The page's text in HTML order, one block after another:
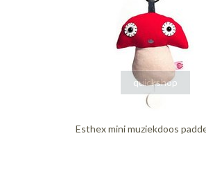
quickshop
Esthex mini muziekdoos